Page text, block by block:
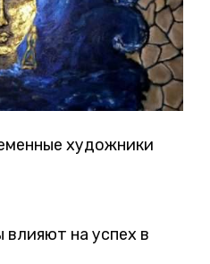
художники
влияют на успех в